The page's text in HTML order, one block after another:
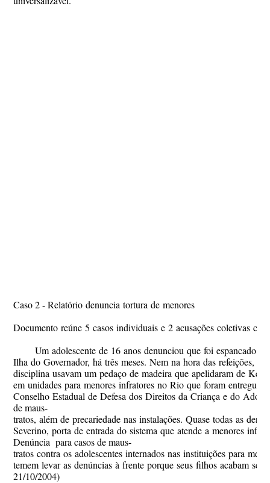
Caso 2 - Relatório denuncia tortura de menores
Documento reúne 5 casos individuais e 2 acusações coletivas
Um adolescente de 16 anos denunciou que foi espancado
Ilha do Governador, há três meses. Nem na hora das refeições, o
disciplina usavam um pedaço de madeira que apelidaram de
em unidades para menores infratores no Rio que foram
Conselho Estadual de Defesa dos Direitos da Criança e do
de maus-
tratos, além de precariedade nas instalações. Quase todas as
Severino, porta de entrada do sistema que atende a menores
Denúncia para casos de maus-
tratos contra os adolescentes internados nas instituições para
temem levar as denúncias à frente porque seus filhos acabam
21/10/2004)